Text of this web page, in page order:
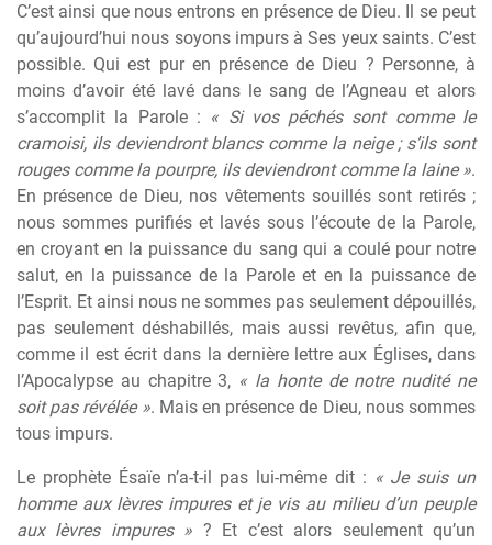
C’est ainsi que nous entrons en présence de Dieu. Il se peut
qu’aujourd’hui nous soyons impurs à Ses yeux saints. C’est
possible. Qui est pur en présence de Dieu ? Personne, à
moins d’avoir été lavé dans le sang de l’Agneau et alors
s’accomplit la Parole : « Si vos péchés sont comme le
cramoisi, ils deviendront blancs comme la neige ; s’ils sont
rouges comme la pourpre, ils deviendront comme la laine ».
En présence de Dieu, nos vêtements souillés sont retirés ;
nous sommes purifiés et lavés sous l’écoute de la Parole,
en croyant en la puissance du sang qui a coulé pour notre
salut, en la puissance de la Parole et en la puissance de
l’Esprit. Et ainsi nous ne sommes pas seulement dépouillés,
pas seulement déshabillés, mais aussi revêtus, afin que,
comme il est écrit dans la dernière lettre aux Églises, dans
l’Apocalypse au chapitre 3, « la honte de notre nudité ne
soit pas révélée ». Mais en présence de Dieu, nous sommes
tous impurs.
Le prophète Ésaïe n’a-t-il pas lui-même dit : « Je suis un
homme aux lèvres impures et je vis au milieu d’un peuple
aux lèvres impures » ? Et c’est alors seulement qu’un